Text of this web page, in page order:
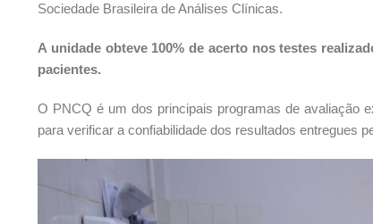
Sociedade Brasileira de Análises Clínicas.
A unidade obteve 100% de acerto nos testes
pacientes.
O PNCQ é um dos principais programas de avaliação
para verificar a confiabilidade dos resultados entregues